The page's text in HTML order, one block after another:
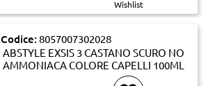
Wishlist
Codice: 8057007302028
ABSTYLE EXSIS 3 CASTANO SCURO NO
AMMONIACA COLORE CAPELLI 100ML